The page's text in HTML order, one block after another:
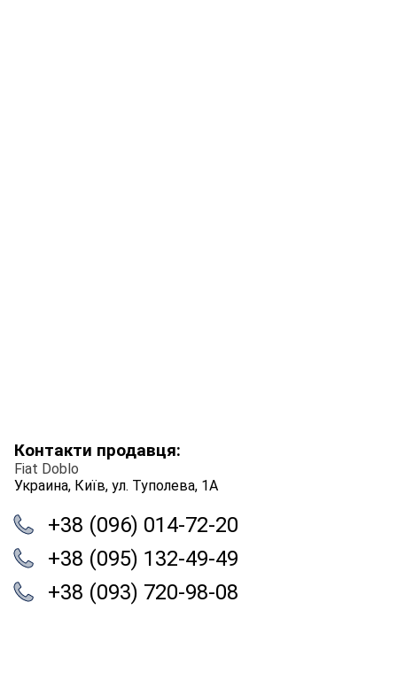
Контакти продавця:
Fiat Doblo
Украина, Київ, ул. Туполева, 1А
+38 (096) 014-72-20
+38 (095) 132-49-49
+38 (093) 720-98-08